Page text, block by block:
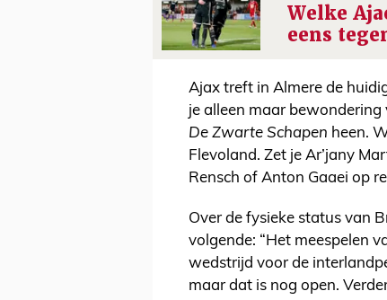
Welke
eens
Ajax treft in Almere de
je alleen maar
De Zwarte Schapen heen.
Flevoland. Zet je Ar’jany
Rensch of Anton Gaaei op
Over de fysieke status van
volgende: “Het meespelen
wedstrijd voor de
maar dat is nog open.